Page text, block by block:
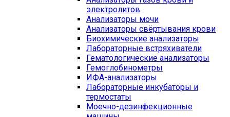
электролитов
Анализаторы мочи
Анализаторы свёртывания крови
Биохимические анализаторы
Лабораторные встряхиватели
Гематологические анализаторы
Гемоглобинометры
ИФА-анализаторы
Лабораторные инкубаторы и
термостаты
Моечно-дезинфекционные